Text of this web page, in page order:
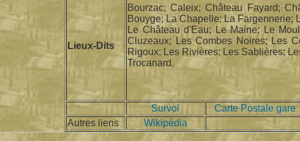
Lieux-Dits
Bourzac; Caleix; Château Fayard;
Bouyge; La Chapelle; La Fargennerie;
Le Château d'Eau; Le Maine; Le
Cluzeaux; Les Combes Noires; Les
Rigoux; Les Rivières; Les Sablières;
Trocanard.
Survol
Carte Postale gare
Autres liens
Wikipédia